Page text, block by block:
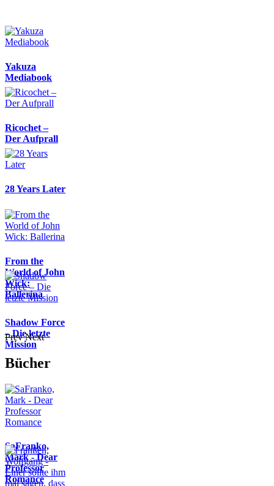
Yakuza
Mediabook
Ricochet –
Der Aufprall
28 Years Later
From the
World of John
Wick:
Ballerina
Shadow Force
– Die letzte
Mission
Prev Next
Bücher
SaFranko,
Mark - Dear
Professor
Romance